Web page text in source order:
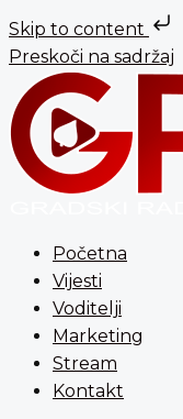
Skip to content
Preskoči na sadržaj
Početna
Vijesti
Voditelji
Marketing
Stream
Kontakt